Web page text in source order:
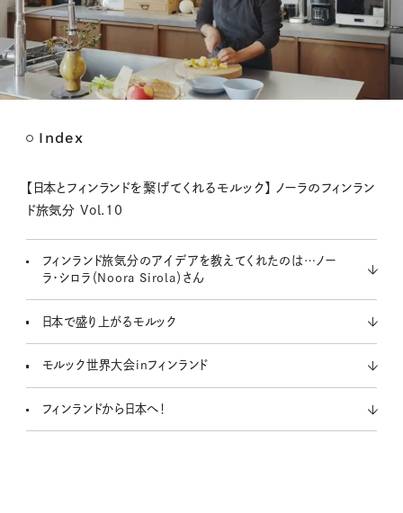
t
Index
【日本とフィンランドを繋げてくれるモルック】 ノーラのフィンラン
ド旅気分 Vol.10
フィンランド旅気分のアイデアを教えてくれたのは…ノー
ラ・シロラ（Noora Sirola）さん
日本で盛り上がるモルック
モルック世界大会inフィンランド
フィンランドから日本へ！